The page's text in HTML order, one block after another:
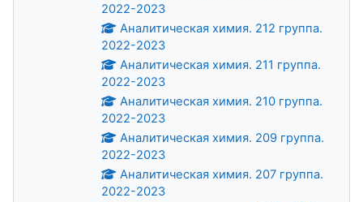
2022-2023
Аналитическая химия. 212 группа.
2022-2023
Аналитическая химия. 211 группа.
2022-2023
Аналитическая химия. 210 группа.
2022-2023
Аналитическая химия. 209 группа.
2022-2023
Аналитическая химия. 207 группа.
2022-2023